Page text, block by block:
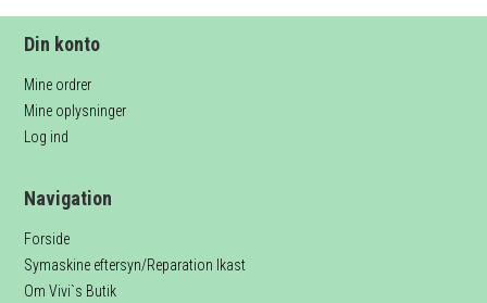
Din konto
Mine ordrer
Mine oplysninger
Log ind
Navigation
Forside
Symaskine eftersyn/Reparation Ikast
Om Vivi`s Butik